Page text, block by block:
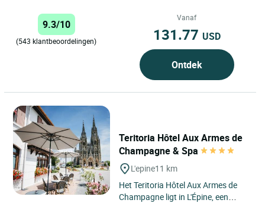
hotel beschikt over 29...
9.3/10
(543 klantbeoordelingen)
Vanaf
131.77 USD
Ontdek
Teritoria Hôtel Aux Armes de
Champagne & Spa
L'epine11 km
Het Teritoria Hôtel Aux Armes de
Champagne ligt in L'Épine, een